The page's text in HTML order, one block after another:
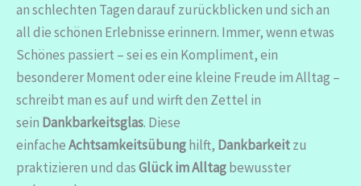
an schlechten Tagen darauf zurückblicken und sich an
all die schönen Erlebnisse erinnern. Immer, wenn etwas
Schönes passiert – sei es ein Kompliment, ein
besonderer Moment oder eine kleine Freude im Alltag –
schreibt man es auf und wirft den Zettel in
sein Dankbarkeitsglas. Diese
einfacheAchtsamkeitsübunghilft, Dankbarkeitzu
praktizieren und dasGlück im Alltagbewusster